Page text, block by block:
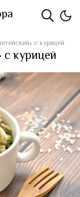
с курицей
курицей